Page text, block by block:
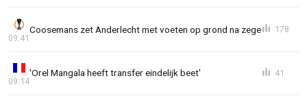
Coosemans zet Anderlecht met voeten op grond na zege
09:41
178
'Orel Mangala heeft transfer eindelijk beet'
09:14
41